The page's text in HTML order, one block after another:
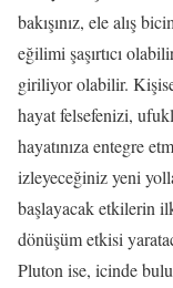
bakışınız, ele alış
eğilimi şaşırtıcı
giriliyor olabilir.
hayat felsefenizi,
hayatınıza entegre
izleyeceğiniz yeni
başlayacak etkilerin
dönüşüm etkisi
Pluton ise, icinde